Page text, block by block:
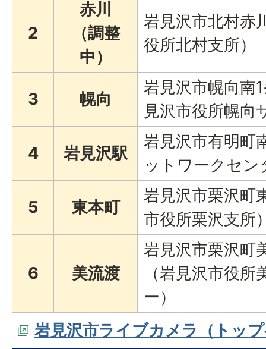
2
赤川
（調整
中）
岩見沢市北村赤
役所北村支所）
3 幌向
岩見沢市幌向南
見沢市役所幌向
4 岩見沢駅
岩見沢市有明町
ットワークセン
5 東本町
岩見沢市栗沢町
市役所栗沢支所
6 美流渡
岩見沢市栗沢町
（岩見沢市役
ー）
岩見沢市ライブカメラ（トッ